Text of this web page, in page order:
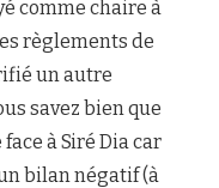
comme chaire à
règlements de
un autre
savez bien que
à Siré Dia car
bilan négatif (à